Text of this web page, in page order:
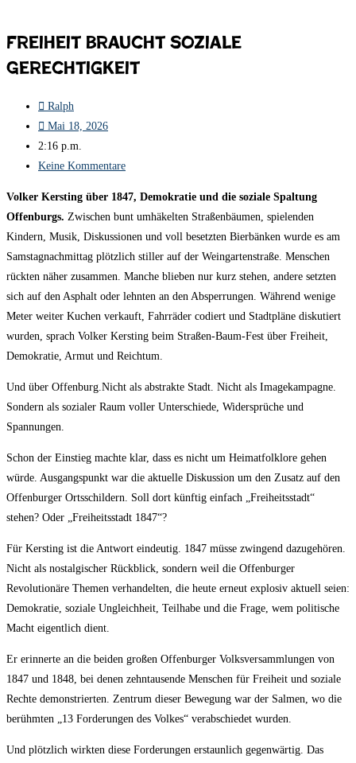
Freiheit braucht soziale
Gerechtigkeit
Ralph
Mai 18, 2026
2:16 p.m.
Keine Kommentare
Volker Kersting über 1847, Demokratie und die soziale Spaltung
Offenburgs. Zwischen bunt umhäkelten Straßenbäumen, spielenden
Kindern, Musik, Diskussionen und voll besetzten Bierbänken wurde es am
Samstagnachmittag plötzlich stiller auf der Weingartenstraße. Menschen
rückten näher zusammen. Manche blieben nur kurz stehen, andere setzten
sich auf den Asphalt oder lehnten an den Absperrungen. Während wenige
Meter weiter Kuchen verkauft, Fahrräder codiert und Stadtpläne diskutiert
wurden, sprach Volker Kersting beim Straßen-Baum-Fest über Freiheit,
Demokratie, Armut und Reichtum.
Und über Offenburg.Nicht als abstrakte Stadt. Nicht als Imagekampagne.
Sondern als sozialer Raum voller Unterschiede, Widersprüche und
Spannungen.
Schon der Einstieg machte klar, dass es nicht um Heimatfolklore gehen
würde. Ausgangspunkt war die aktuelle Diskussion um den Zusatz auf den
Offenburger Ortsschildern. Soll dort künftig einfach „Freiheitsstadt“
stehen? Oder „Freiheitsstadt 1847“?
Für Kersting ist die Antwort eindeutig. 1847 müsse zwingend dazugehören.
Nicht als nostalgischer Rückblick, sondern weil die Offenburger
Revolutionäre Themen verhandelten, die heute erneut explosiv aktuell seien:
Demokratie, soziale Ungleichheit, Teilhabe und die Frage, wem politische
Macht eigentlich dient.
Er erinnerte an die beiden großen Offenburger Volksversammlungen von
1847 und 1848, bei denen zehntausende Menschen für Freiheit und soziale
Rechte demonstrierten. Zentrum dieser Bewegung war der Salmen, wo die
berühmten „13 Forderungen des Volkes“ verabschiedet wurden.
Und plötzlich wirkten diese Forderungen erstaunlich gegenwärtig. Das